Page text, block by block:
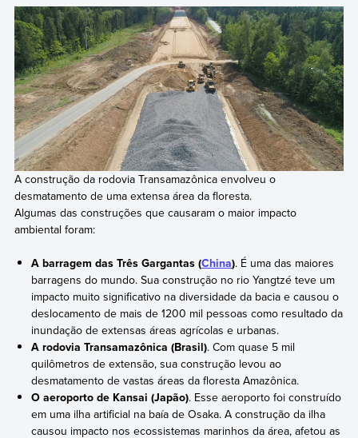
A construção da rodovia Transamazônica envolveu o
desmatamento de uma extensa área da floresta.
Algumas das construções que causaram o maior impacto
ambiental foram:
A barragem das Três Gargantas (China). É uma das maiores
barragens do mundo. Sua construção no rio Yangtzé teve um
impacto muito significativo na diversidade da bacia e causou o
deslocamento de mais de 1200 mil pessoas como resultado da
inundação de extensas áreas agrícolas e urbanas.
A rodovia Transamazônica (Brasil). Com quase 5 mil
quilômetros de extensão, sua construção levou ao
desmatamento de vastas áreas da floresta Amazônica.
O aeroporto de Kansai (Japão). Esse aeroporto foi construído
em uma ilha artificial na baía de Osaka. A construção da ilha
causou impacto nos ecossistemas marinhos da área, afetou as